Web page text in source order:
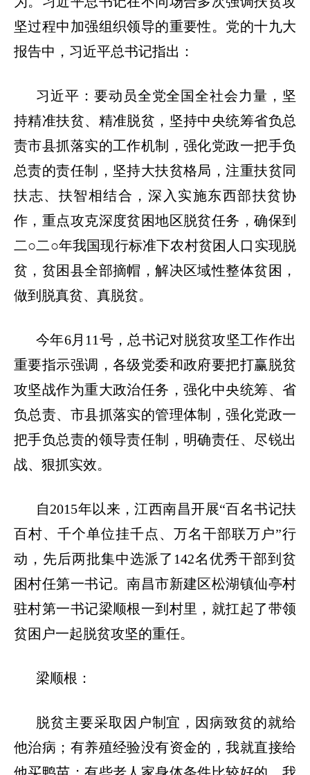
坚过程中加强组织领导的重要性。党的十九大
报告中，习近平总书记指出：
习近平：要动员全党全国全社会力量，坚
持精准扶贫、精准脱贫，坚持中央统筹省负总
责市县抓落实的工作机制，强化党政一把手负
总责的责任制，坚持大扶贫格局，注重扶贫同
扶志、扶智相结合，深入实施东西部扶贫协
作，重点攻克深度贫困地区脱贫任务，确保到
二○二○年我国现行标准下农村贫困人口实现脱
贫，贫困县全部摘帽，解决区域性整体贫困，
做到脱真贫、真脱贫。
今年6月11号，总书记对脱贫攻坚工作作出
重要指示强调，各级党委和政府要把打赢脱贫
攻坚战作为重大政治任务，强化中央统筹、省
负总责、市县抓落实的管理体制，强化党政一
把手负总责的领导责任制，明确责任、尽锐出
战、狠抓实效。
自2015年以来，江西南昌开展“百名书记扶
百村、千个单位挂千点、万名干部联万户”行
动，先后两批集中选派了142名优秀干部到贫
困村任第一书记。南昌市新建区松湖镇仙亭村
驻村第一书记梁顺根一到村里，就扛起了带领
贫困户一起脱贫攻坚的重任。
梁顺根：
脱贫主要采取因户制宜，因病致贫的就给
他治病；有养殖经验没有资金的，我就直接给